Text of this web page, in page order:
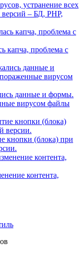
устранение всех
– БД, PHP,
капча, проблема с
данные и формы.
вирусом файлы
кнопки (блока) при
контента,